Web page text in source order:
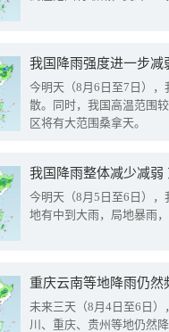
今明天（8月6日至7日）
散。同时，我国高温范围
区将有大范围桑拿天。
我国降雨整体减少减弱
今明天（8月5日至6日）
地有中到大雨，局地暴雨
重庆云南等地降雨仍然
未来三天（8月4日至6日
川、重庆、贵州等地仍然